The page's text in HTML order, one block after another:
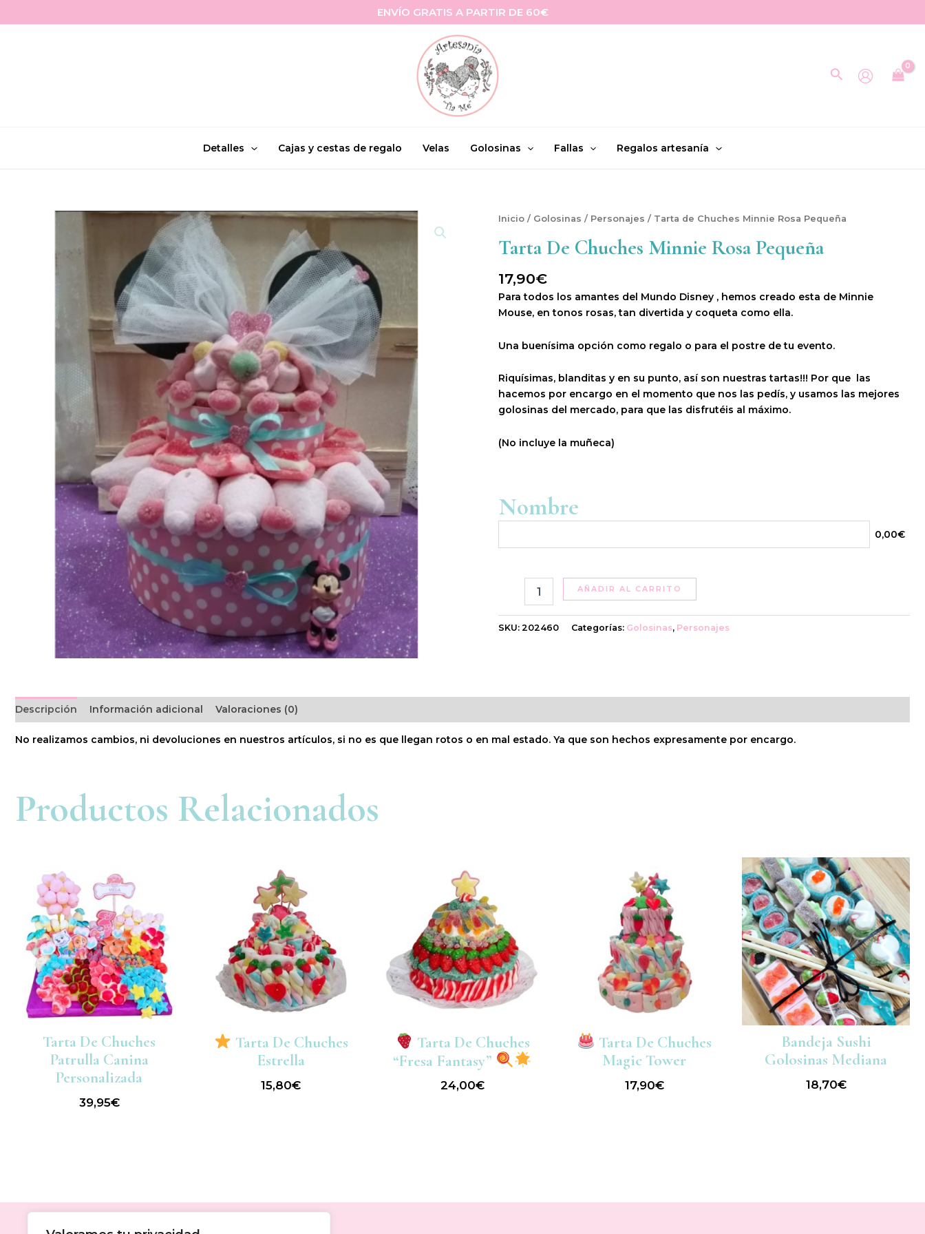
al
ENVÍO GRATIS A PARTIR DE 60€
Buscar
Detalles Cajas y cestas de regalo Velas Golosinas Fallas Regalos artesanía
Inicio / Golosinas / Personajes / Tarta de Chuches Minnie Rosa Pequeña
Tarta De Chuches Minnie Rosa Pequeña
17,90€
Para todos los amantes del Mundo Disney , hemos creado esta de Minnie
Mouse, en tonos rosas, tan divertida y coqueta como ella.
Una buenísima opción como regalo o para el postre de tu evento.
Riquísimas, blanditas y en su punto, así son nuestras tartas!!! Por que las
hacemos por encargo en el momento que nos las pedís, y usamos las mejores
golosinas del mercado, para que las disfrutéis al máximo.
(No incluye la muñeca)
Nombre
0,00€
Tarta
Chuches
Minnie
Rosa
Pequeña
cantidad
AÑADIR AL CARRITO
SKU: 202460 Categorías: Golosinas, Personajes
Descripción Información adicional Valoraciones (0)
No realizamos cambios, ni devoluciones en nuestros artículos, si no es que llegan rotos o en mal estado. Ya que son hechos expresamente por encargo.
Productos Relacionados
Tarta De Chuches
Patrulla Canina
Personalizada
39,95€
Tarta De Chuches
Estrella
15,80€
Tarta De Chuches
“Fresa Fantasy”
24,00€
Tarta De Chuches
Magic Tower
17,90€
Bandeja Sushi
Golosinas Mediana
18,70€